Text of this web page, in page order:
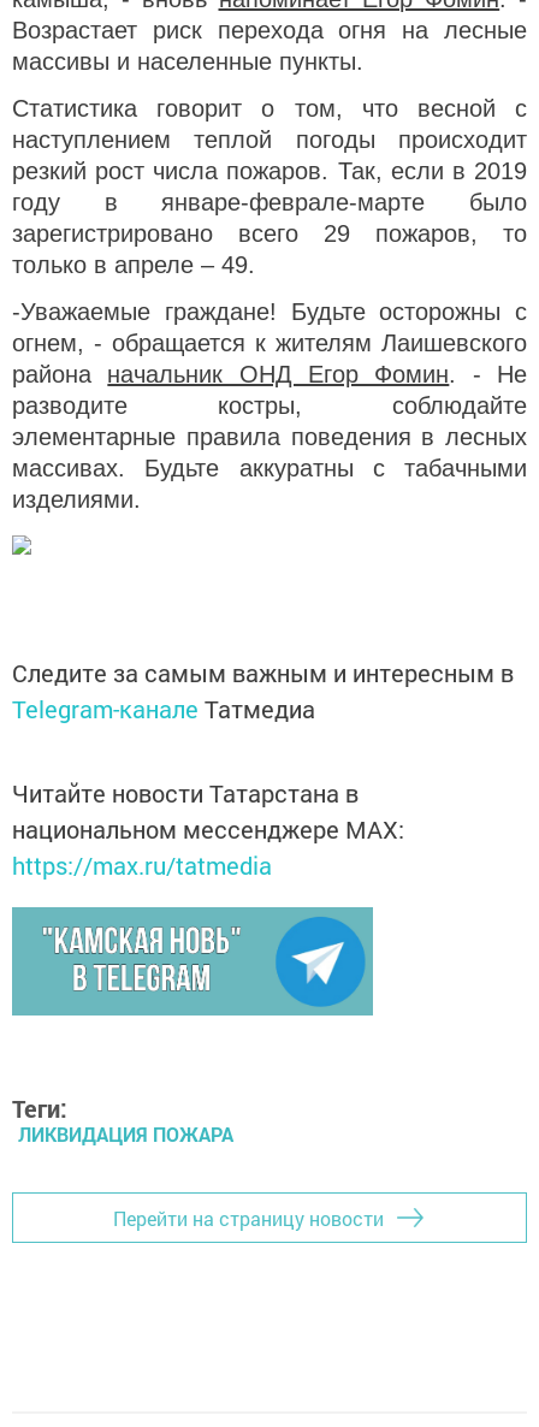
Возрастает риск перехода огня на лесные
массивы и населенные пункты.
Статистика говорит о том, что весной с
наступлением теплой погоды происходит
резкий рост числа пожаров. Так, если в 2019
году в январе-феврале-марте было
зарегистрировано всего 29 пожаров, то
только в апреле – 49.
-Уважаемые граждане! Будьте осторожны с
огнем, - обращается к жителям Лаишевского
района начальник ОНД Егор Фомин. - Не
разводите костры, соблюдайте
элементарные правила поведения в лесных
массивах. Будьте аккуратны с табачными
изделиями.
Следите за самым важным и интересным в
Telegram-канале Татмедиа
Читайте новости Татарстана в
национальном мессенджере MАХ:
https://max.ru/tatmedia
Теги:
ЛИКВИДАЦИЯ ПОЖАРА
Перейти на страницу новости